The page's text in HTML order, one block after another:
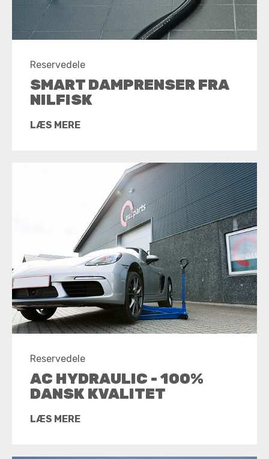
Reservedele
SMART DAMPRENSER FRA
NILFISK
LÆS MERE
Reservedele
AC HYDRAULIC - 100%
DANSK KVALITET
LÆS MERE